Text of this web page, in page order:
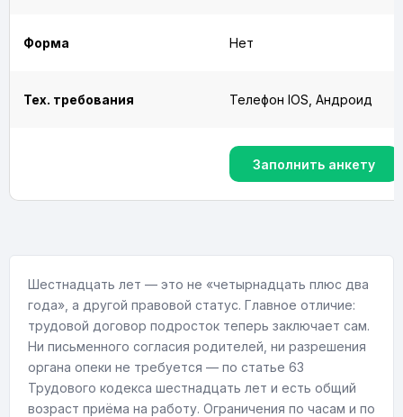
Форма Нет
Тех. требования Телефон IOS, Андроид
Заполнить анкету
Шестнадцать лет — это не «четырнадцать плюс два
года», а другой правовой статус. Главное отличие:
трудовой договор подросток теперь заключает сам.
Ни письменного согласия родителей, ни разрешения
органа опеки не требуется — по статье 63
Трудового кодекса шестнадцать лет и есть общий
возраст приёма на работу. Ограничения по часам и по